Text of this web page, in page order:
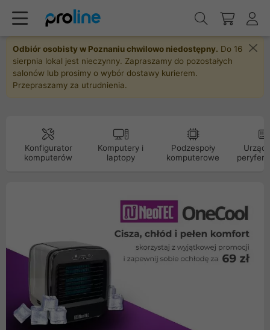
Odbiór osobisty w Poznaniu chwilowo niedostępny. Do 16
sierpnia lokal jest nieczynny. Zapraszamy do pozostałych
salonów lub prosimy o wybór dostawy kurierem.
Przepraszamy za utrudnienia.
Konfigurator
komputerów
Komputery i
laptopy
Podzespoły
komputerowe